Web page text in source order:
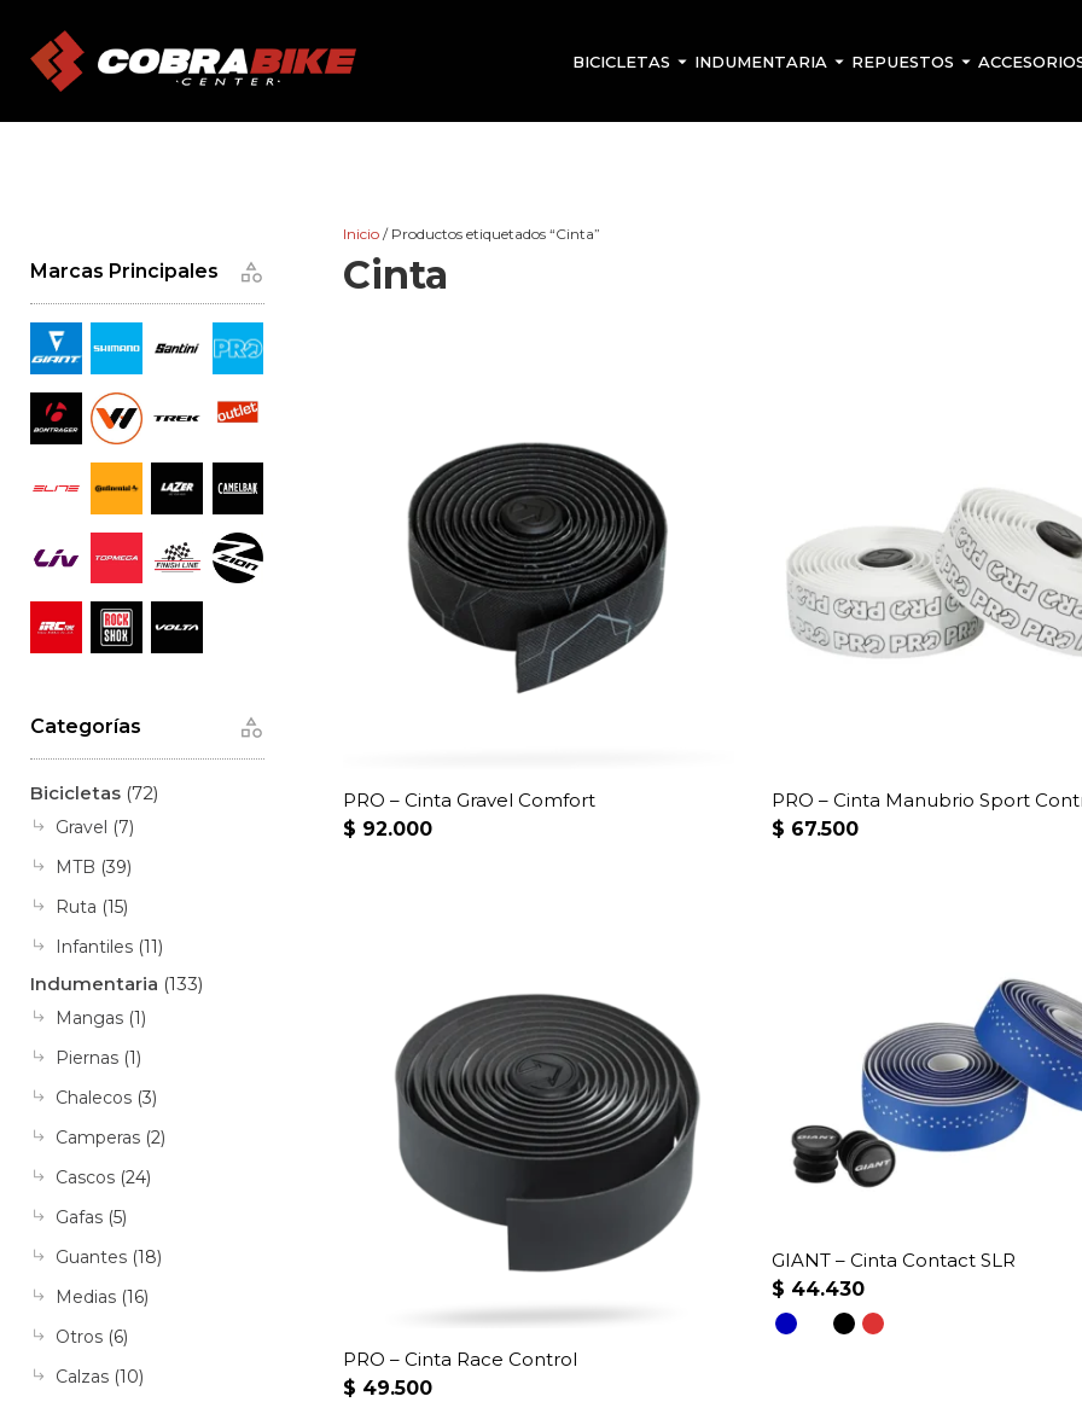
content
BICICLETAS INDUMENTARIA REPUESTOS
Inicio/ Productos etiquetados “Cinta”
Cinta
PRO – Cinta Gravel Comfort
$ 92.000
PRO – Cinta Manubrio Sport
$ 67.500
PRO – Cinta Race Control
$ 49.500
GIANT – Cinta Contact SLR
$ 44.430
Marcas Principales
Categorías
Bicicletas (72)
Gravel (7)
MTB (39)
Ruta (15)
Infantiles (11)
Indumentaria (133)
Mangas (1)
Piernas (1)
Chalecos (3)
Camperas (2)
Cascos (24)
Gafas (5)
Guantes (18)
Medias (16)
Otros (6)
Calzas (10)